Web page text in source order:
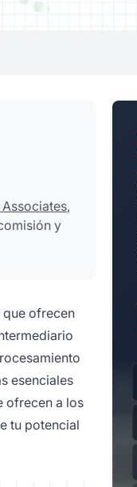
,
y
ofrecen
esenciales
ofrecen a los
tu potencial